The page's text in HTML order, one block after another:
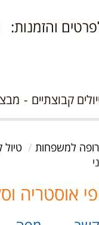
והזמנות: 1-800-550-770
קבוצתיים
למשפחות טיול